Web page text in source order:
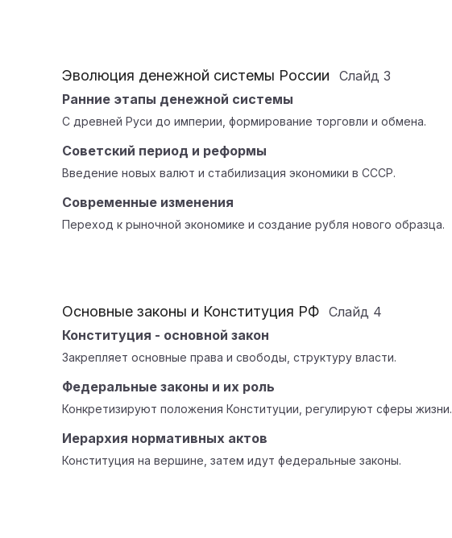
Эволюция денежной системы России Слайд 3
Ранние этапы денежной системы
С древней Руси до империи, формирование торговли и обмена.
Советский период и реформы
Введение новых валют и стабилизация экономики в СССР.
Современные изменения
Переход к рыночной экономике и создание рубля нового образца.
Основные законы и Конституция РФ Слайд 4
Конституция - основной закон
Закрепляет основные права и свободы, структуру власти.
Федеральные законы и их роль
Конкретизируют положения Конституции, регулируют сферы жизни.
Иерархия нормативных актов
Конституция на вершине, затем идут федеральные законы.